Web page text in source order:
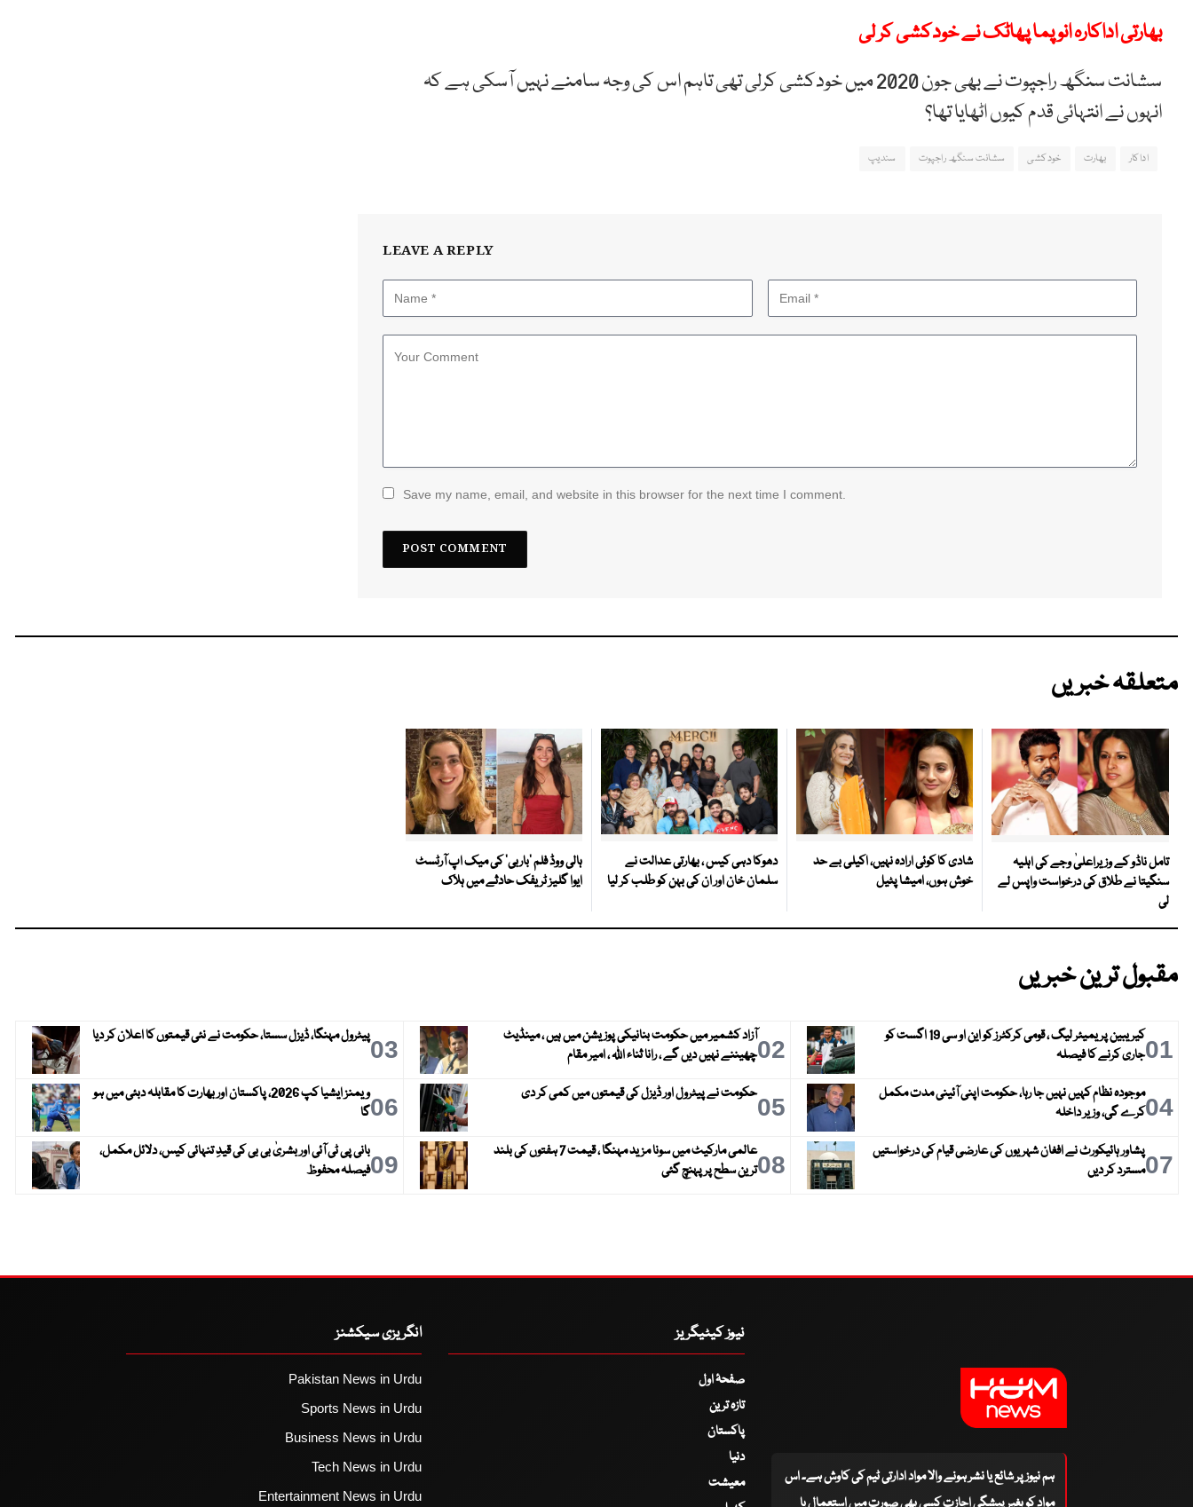
بھارتی اداکارہ انوپما پھاٹک نے خودکشی کر لی
سشانت سنگھ راجپوت نے بھی جون 2020 میں خودکشی کرلی تھی تاہم اس کی وجہ سامنے نہیں آسکی ہے کہ
انہوں نے انتہائی قدم کیوں اٹھایا تھا؟
اداکار بھارت خودکشی سشانت سنگھ راجپوت سندیپ
LEAVE A REPLY
Save my name, email, and website in this browser for the next time I comment.
متعلقہ خبریں
تامل ناڈو کے وزیراعلیٰ وجے کی اہلیہ
سنگیتا نے طلاق کی درخواست واپس لے
لی
شادی کا کوئی ارادہ نہیں، اکیلی بے حد
خوش ہوں، امیشا پٹیل
دھوکا دہی کیس ، بھارتی عدالت نے
سلمان خان اور ان کی بہن کو طلب کر لیا
ہالی ووڈ فلم ’باربی‘ کی میک اپ آرٹسٹ
ایوا گلیز ٹریفک حادثے میں ہلاک
مقبول ترین خبریں
01
کیریبین پریمیئر لیگ ، قومی کرکٹرز کو این او سی 19 اگست کو
جاری کرنے کا فیصلہ
02آزاد کشمیر میں حکومت بنانیکی پوزیشن میں ہیں ، مینڈیٹ
چھیننے نہیں دیں گے ، رانا ثناء اللہ ، امیر مقام
03پیٹرول مہنگا، ڈیزل سستا، حکومت نے نئی قیمتوں کا اعلان کر دیا
04موجودہ نظام کہیں نہیں جا رہا، حکومت اپنی آئینی مدت مکمل
کرے گی، وزیر داخلہ
05حکومت نے پیٹرول اور ڈیزل کی قیمتوں میں کمی کر دی 06
ویمنز ایشیا کپ 2026، پاکستان اور بھارت کا مقابلہ دبئی میں ہو
گا
07پشاور ہائیکورٹ نے افغان شہریوں کی عارضی قیام کی درخواستیں
مسترد کر دیں
08
عالمی مارکیٹ میں سونا مزید مہنگا ، قیمت 7 ہفتوں کی بلند
ترین سطح پر پہنچ گئی
09بانی پی ٹی آئی اور بشریٰ بی بی کی قیدِ تنہائی کیس، دلائل مکمل،
فیصلہ محفوظ
ہم نیوز پر شائع یا نشر ہونے والا مواد ادارتی ٹیم کی کاوش ہے۔ اس
نیوز کیٹیگریز
صفحۂ اول
تازہ ترین
پاکستان
دنیا
معیشت
انگریزی سیکشنز
Pakistan News in Urdu
Sports News in Urdu
Business News in Urdu
Tech News in Urdu
Entertainment News in Urdu